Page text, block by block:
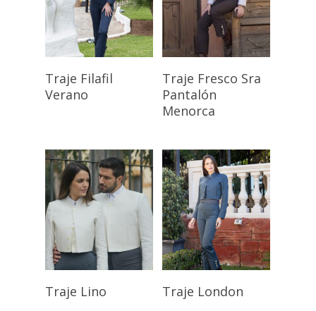
Seleccionar
Traje Filafil
Verano
Seleccionar
Opciones
Traje Fresco Sra
Pantalón
Menorca
Seleccionar
Traje Lino
Seleccionar
Traje London